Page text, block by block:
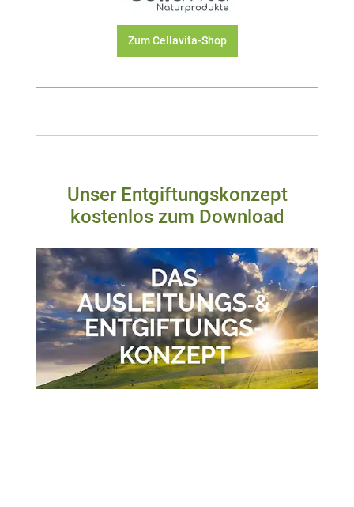
Zum Cellavita-Shop
Unser Entgiftungskonzept
kostenlos zum Download